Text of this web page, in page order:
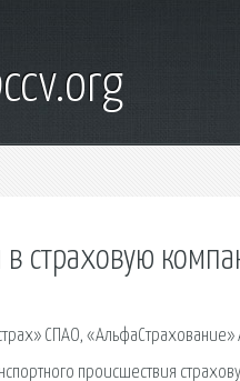
страховую
СПАО,
происшествия